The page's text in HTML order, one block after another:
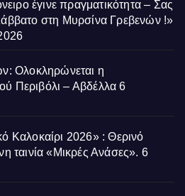
έγινε πραγματικότητα – Σας
στη Μυρσίνα Γρεβενών !»
Ολοκληρώνεται η
Περιβόλι – Αβδέλλα 6
Καλοκαίρι 2026» : Θερινό
ταινία «Μικρές Ανάσες». 6